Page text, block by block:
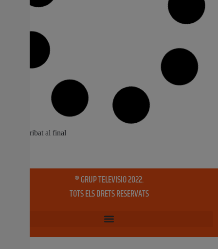
Benetússer seu de la Mostra
Internacional de Cinema Educatiu per
quart any consecutiu
Més de 1.200 xiquets i xiquetes assistiran a les
projeccions que estan previstes en el Centre Cultural El
Molí. Els dies 20, 21 i 22 de febrer torna la Mostra
No hi ha comentaris